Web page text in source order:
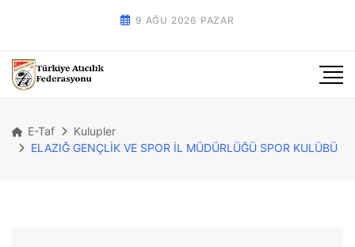
9 AĞU 2026 PAZAR
E-Taf
Kulupler
ELAZIĞ GENÇLİK VE SPOR İL MÜDÜRLÜĞÜ SPOR KULÜBÜ